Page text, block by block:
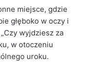
miejsce, gdzie
głęboko w oczy i
wyjdziesz za
w otoczeniu
uroku.